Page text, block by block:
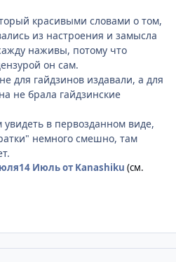
красивыми словами о том,
из настроения и замысла
наживы, потому что
он сам.
для гайдзинов издавали, а для
не брала гайдзинские
в первозданном виде,
немного смешно, там
14 Июльот Kanashiku (см.